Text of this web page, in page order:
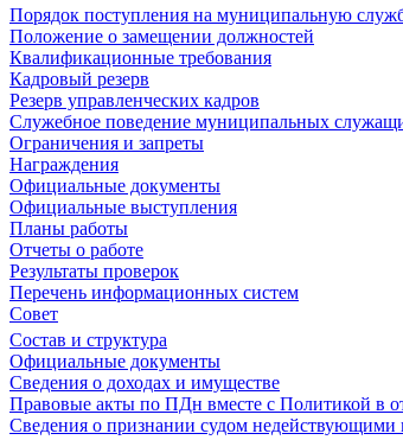
Порядок поступления на муниципальную
Положение о замещении должностей
Квалификационные требования
Кадровый резерв
Резерв управленческих кадров
Служебное поведение муниципальных
Ограничения и запреты
Награждения
Официальные документы
Официальные выступления
Планы работы
Отчеты о работе
Результаты проверок
Перечень информационных систем
Совет
Состав и структура
Официальные документы
Сведения о доходах и имуществе
Правовые акты по ПДн вместе с Политикой в
Сведения о признании судом